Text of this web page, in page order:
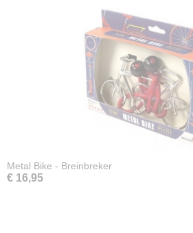
Metal Bike - Breinbreker
€ 16,95